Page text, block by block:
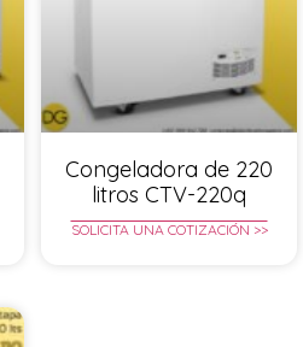
Congeladora de 220
litros CTV-220q
SOLICITA UNA COTIZACIÓN >>